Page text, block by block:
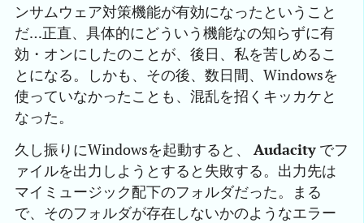
ンサムウェア対策機能が有効になったということ
だ…正直、具体的にどういう機能なの知らずに有
効・オンにしたのことが、後日、私を苦しめるこ
とになる。しかも、その後、数日間、Windowsを
使っていなかったことも、混乱を招くキッカケと
なった。
久し振りにWindowsを起動すると、 Audacity でフ
ァイルを出力しようとすると失敗する。出力先は
マイミュージック配下のフォルダだった。まる
で、そのフォルダが存在しないかのようなエラー